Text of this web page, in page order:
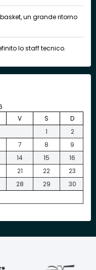
un grande ritorno
lo staff tecnico.
V S
D
1
2
7 8
9
14 15
16
21 22
23
28 29
30